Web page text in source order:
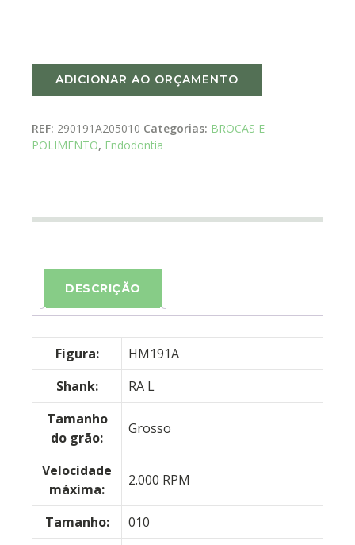
ADICIONAR AO ORÇAMENTO
REF: 290191A205010 Categorias: BROCAS E
POLIMENTO, Endodontia
DESCRIÇÃO
Figura:
HM191A
Shank:
RA L
Tamanho
do grão:
Grosso
Velocidade
máxima:
2.000 RPM
Tamanho:
010